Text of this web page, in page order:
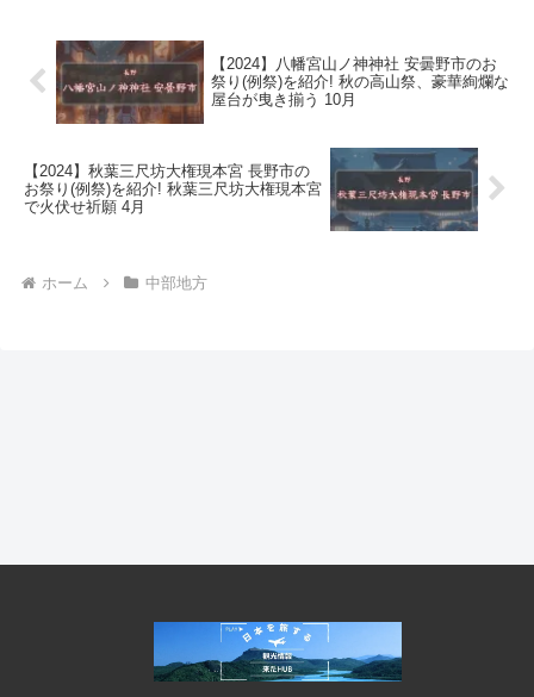
【2024】八幡宮山ノ神神社 安曇野市のお
祭り(例祭)を紹介! 秋の高山祭、豪華絢爛な
屋台が曳き揃う 10月
【2024】秋葉三尺坊大権現本宮 長野市の
お祭り(例祭)を紹介! 秋葉三尺坊大権現本宮
で火伏せ祈願 4月
ホーム 中部地方